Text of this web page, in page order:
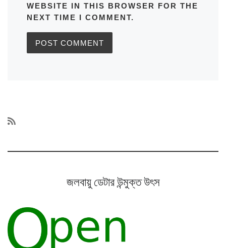
WEBSITE IN THIS BROWSER FOR THE
NEXT TIME I COMMENT.
জলবায়ু ডেটার উন্মুক্ত উৎস